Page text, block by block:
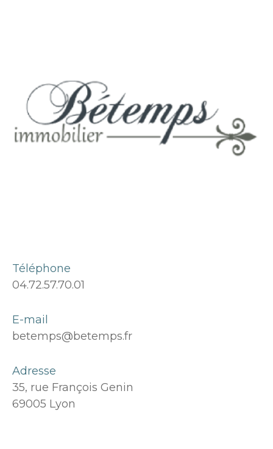
Téléphone
04.72.57.70.01
E-mail
betemps@betemps.fr
Adresse
35, rue François Genin
69005 Lyon